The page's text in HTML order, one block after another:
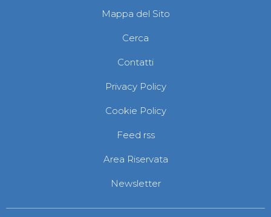
Mappa del Sito
Cerca
Contatti
Privacy Policy
Cookie Policy
Feed rss
Area Riservata
Newsletter